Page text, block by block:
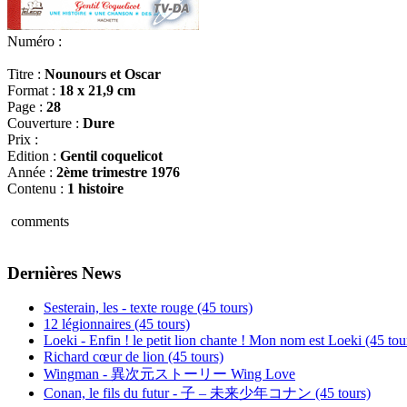
Numéro :
Titre : Nounours et Oscar
Format : 18 x 21,9 cm
Page : 28
Couverture : Dure
Prix :
Edition : Gentil coquelicot
Année : 2ème trimestre 1976
Contenu : 1 histoire
comments
Dernières News
Sesterain, les - texte rouge (45 tours)
12 légionnaires (45 tours)
Loeki - Enfin ! le petit lion chante ! Mon nom est Loeki (45
Richard cœur de lion (45 tours)
Wingman - 異次元ストーリー Wing Love
Conan, le fils du futur - 子 – 未来少年コナン (45 tours)